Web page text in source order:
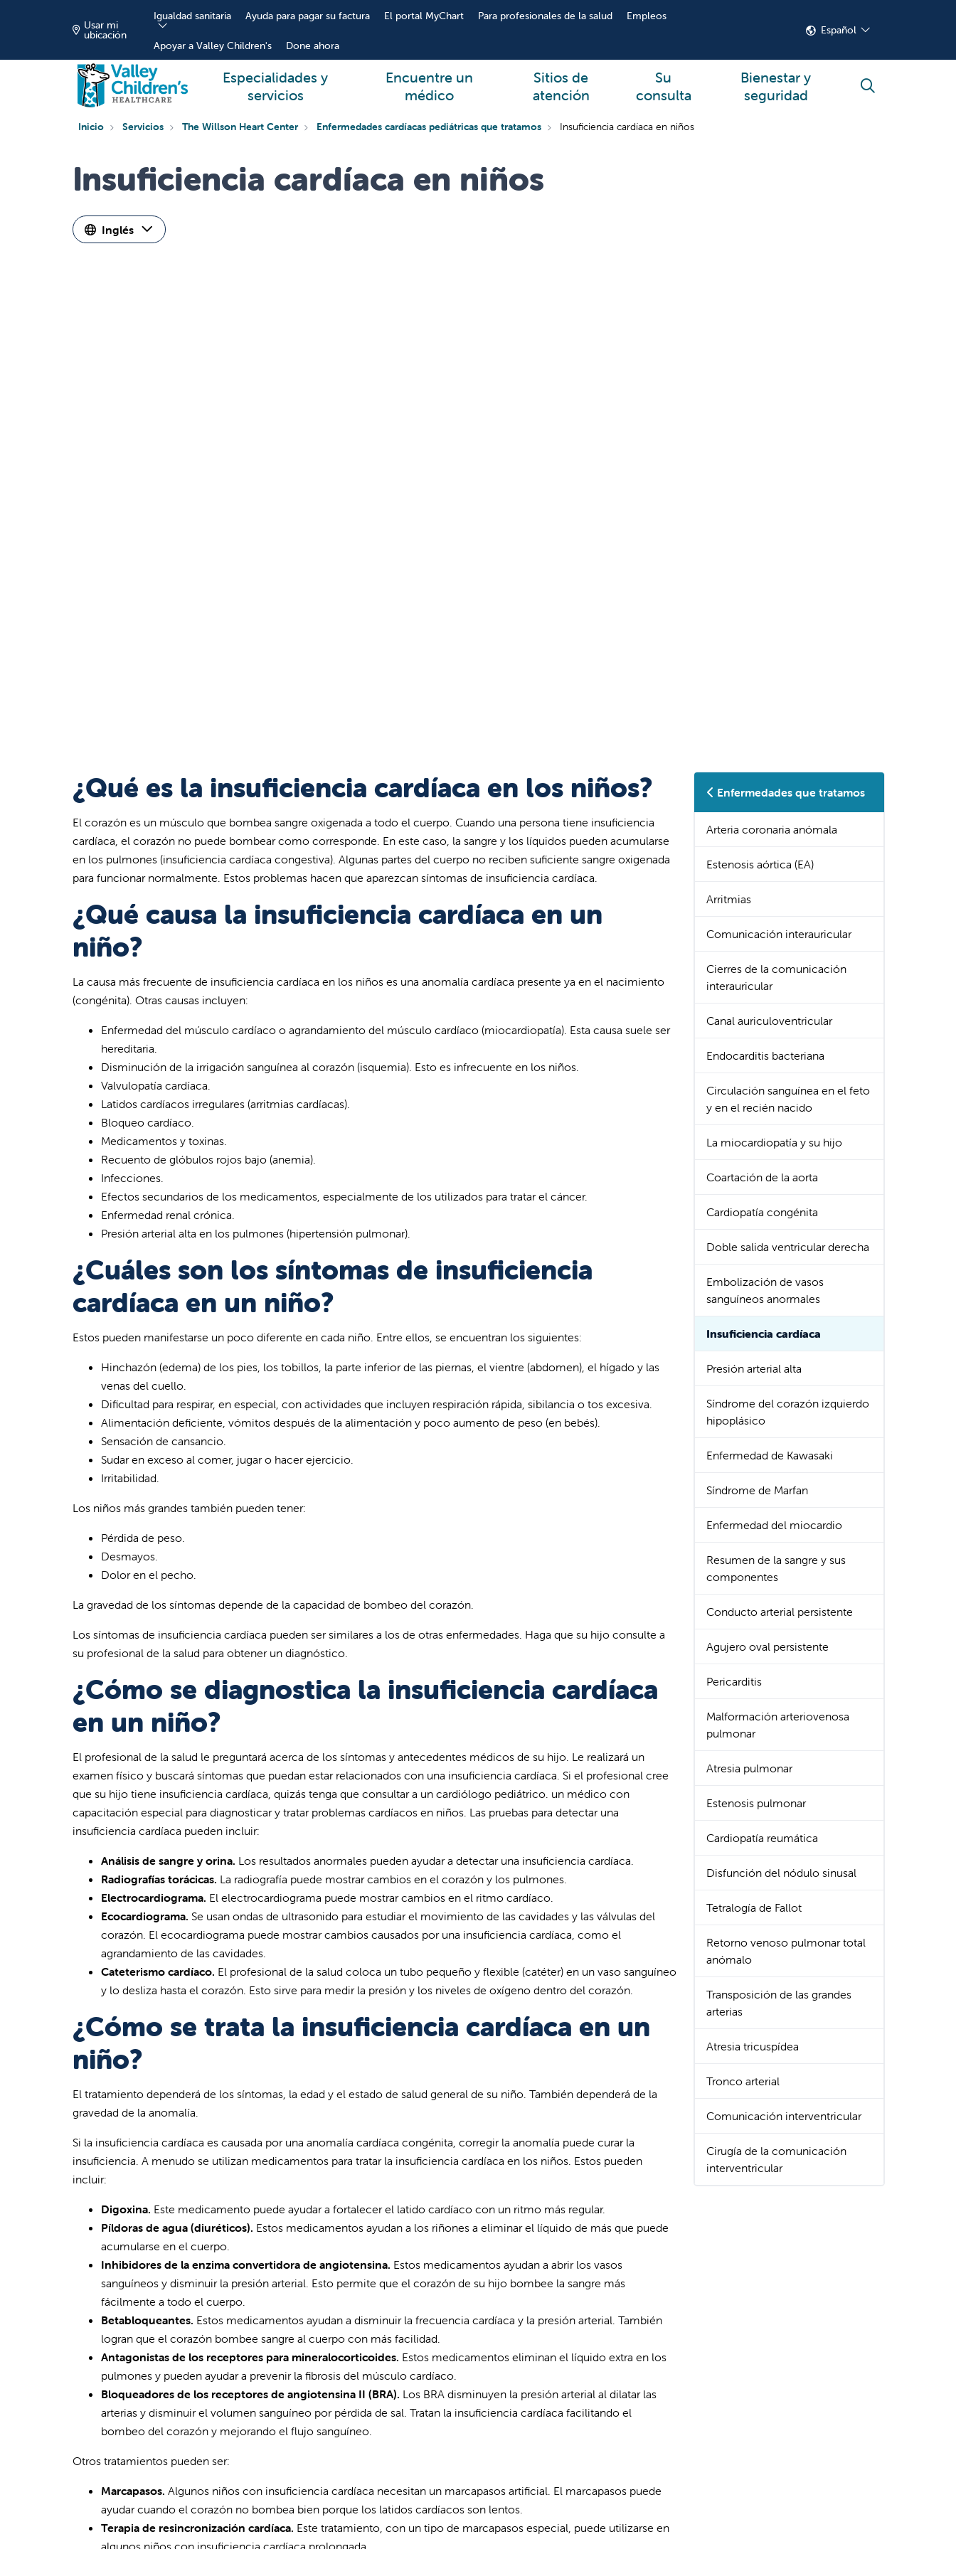
Usar mi
ubicación
Igualdad sanitaria Ayuda para pagar su factura El portal MyChart Para profesionales de la salud Empleos
Apoyar a Valley Children's Done ahora
Español
Especialidades y
servicios
Encuentre un
médico
Sitios de
atención
Su
consulta
Bienestar y
seguridad
buscar
Inicio Servicios The Willson Heart Center Enfermedades cardíacas pediátricas que tratamos Insuficiencia cardíaca en niños
Insuficiencia cardíaca en niños
Inglés
¿Qué es la insuficiencia cardíaca en los niños?
El corazón es un músculo que bombea sangre oxigenada a todo el cuerpo. Cuando una persona tiene insuficiencia
cardíaca, el corazón no puede bombear como corresponde. En este caso, la sangre y los líquidos pueden acumularse
en los pulmones (insuficiencia cardíaca congestiva). Algunas partes del cuerpo no reciben suficiente sangre oxigenada
para funcionar normalmente. Estos problemas hacen que aparezcan síntomas de insuficiencia cardíaca.
¿Qué causa la insuficiencia cardíaca en un
niño?
La causa más frecuente de insuficiencia cardíaca en los niños es una anomalía cardíaca presente ya en el nacimiento
(congénita). Otras causas incluyen:
Enfermedad del músculo cardíaco o agrandamiento del músculo cardíaco (miocardiopatía). Esta causa suele ser
hereditaria.
Disminución de la irrigación sanguínea al corazón (isquemia). Esto es infrecuente en los niños.
Valvulopatía cardíaca.
Latidos cardíacos irregulares (arritmias cardíacas).
Bloqueo cardíaco.
Medicamentos y toxinas.
Recuento de glóbulos rojos bajo (anemia).
Infecciones.
Efectos secundarios de los medicamentos, especialmente de los utilizados para tratar el cáncer.
Enfermedad renal crónica.
Presión arterial alta en los pulmones (hipertensión pulmonar).
¿Cuáles son los síntomas de insuficiencia
cardíaca en un niño?
Estos pueden manifestarse un poco diferente en cada niño. Entre ellos, se encuentran los siguientes:
Hinchazón (edema) de los pies, los tobillos, la parte inferior de las piernas, el vientre (abdomen), el hígado y las
venas del cuello.
Dificultad para respirar, en especial, con actividades que incluyen respiración rápida, sibilancia o tos excesiva.
Alimentación deficiente, vómitos después de la alimentación y poco aumento de peso (en bebés).
Sensación de cansancio.
Sudar en exceso al comer, jugar o hacer ejercicio.
Irritabilidad.
Los niños más grandes también pueden tener:
Pérdida de peso.
Desmayos.
Dolor en el pecho.
La gravedad de los síntomas depende de la capacidad de bombeo del corazón.
Los síntomas de insuficiencia cardíaca pueden ser similares a los de otras enfermedades. Haga que su hijo consulte a
su profesional de la salud para obtener un diagnóstico.
¿Cómo se diagnostica la insuficiencia cardíaca
en un niño?
El profesional de la salud le preguntará acerca de los síntomas y antecedentes médicos de su hijo. Le realizará un
examen físico y buscará síntomas que puedan estar relacionados con una insuficiencia cardíaca. Si el profesional cree
que su hijo tiene insuficiencia cardíaca, quizás tenga que consultar a un cardiólogo pediátrico. un médico con
capacitación especial para diagnosticar y tratar problemas cardíacos en niños. Las pruebas para detectar una
insuficiencia cardíaca pueden incluir:
Análisis de sangre y orina. Los resultados anormales pueden ayudar a detectar una insuficiencia cardíaca.
Radiografías torácicas. La radiografía puede mostrar cambios en el corazón y los pulmones.
Electrocardiograma. El electrocardiograma puede mostrar cambios en el ritmo cardíaco.
Ecocardiograma. Se usan ondas de ultrasonido para estudiar el movimiento de las cavidades y las válvulas del
corazón. El ecocardiograma puede mostrar cambios causados por una insuficiencia cardíaca, como el
agrandamiento de las cavidades.
Cateterismo cardíaco. El profesional de la salud coloca un tubo pequeño y flexible (catéter) en un vaso sanguíneo
y lo desliza hasta el corazón. Esto sirve para medir la presión y los niveles de oxígeno dentro del corazón.
¿Cómo se trata la insuficiencia cardíaca en un
niño?
El tratamiento dependerá de los síntomas, la edad y el estado de salud general de su niño. También dependerá de la
gravedad de la anomalía.
Si la insuficiencia cardíaca es causada por una anomalía cardíaca congénita, corregir la anomalía puede curar la
insuficiencia. A menudo se utilizan medicamentos para tratar la insuficiencia cardíaca en los niños. Estos pueden
incluir:
Digoxina. Este medicamento puede ayudar a fortalecer el latido cardíaco con un ritmo más regular.
Píldoras de agua (diuréticos). Estos medicamentos ayudan a los riñones a eliminar el líquido de más que puede
acumularse en el cuerpo.
Inhibidores de la enzima convertidora de angiotensina. Estos medicamentos ayudan a abrir los vasos
sanguíneos y disminuir la presión arterial. Esto permite que el corazón de su hijo bombee la sangre más
fácilmente a todo el cuerpo.
Betabloqueantes. Estos medicamentos ayudan a disminuir la frecuencia cardíaca y la presión arterial. También
logran que el corazón bombee sangre al cuerpo con más facilidad.
Antagonistas de los receptores para mineralocorticoides. Estos medicamentos eliminan el líquido extra en los
pulmones y pueden ayudar a prevenir la fibrosis del músculo cardíaco.
Bloqueadores de los receptores de angiotensina II (BRA). Los BRA disminuyen la presión arterial al dilatar las
arterias y disminuir el volumen sanguíneo por pérdida de sal. Tratan la insuficiencia cardíaca facilitando el
bombeo del corazón y mejorando el flujo sanguíneo.
Otros tratamientos pueden ser:
Marcapasos. Algunos niños con insuficiencia cardíaca necesitan un marcapasos artificial. El marcapasos puede
ayudar cuando el corazón no bombea bien porque los latidos cardíacos son lentos.
Terapia de resincronización cardíaca. Este tratamiento, con un tipo de marcapasos especial, puede utilizarse en
algunos niños con insuficiencia cardíaca prolongada.
Enfermedades que tratamos
Arteria coronaria anómala
Estenosis aórtica (EA)
Arritmias
Comunicación interauricular
Cierres de la comunicación
interauricular
Canal auriculoventricular
Endocarditis bacteriana
Circulación sanguínea en el feto
y en el recién nacido
La miocardiopatía y su hijo
Coartación de la aorta
Cardiopatía congénita
Doble salida ventricular derecha
Embolización de vasos
sanguíneos anormales
Insuficiencia cardíaca
Presión arterial alta
Síndrome del corazón izquierdo
hipoplásico
Enfermedad de Kawasaki
Síndrome de Marfan
Enfermedad del miocardio
Resumen de la sangre y sus
componentes
Conducto arterial persistente
Agujero oval persistente
Pericarditis
Malformación arteriovenosa
pulmonar
Atresia pulmonar
Estenosis pulmonar
Cardiopatía reumática
Disfunción del nódulo sinusal
Tetralogía de Fallot
Retorno venoso pulmonar total
anómalo
Transposición de las grandes
arterias
Atresia tricuspídea
Tronco arterial
Comunicación interventricular
Cirugía de la comunicación
interventricular